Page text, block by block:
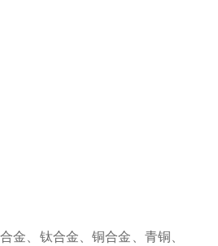
金、钛合金、铜合金、青铜、